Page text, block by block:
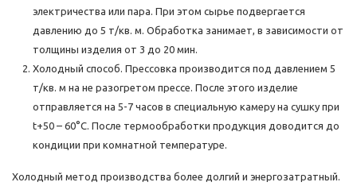
электричества или пара. При этом сырье подвергается
давлению до 5 т/кв. м. Обработка занимает, в зависимости от
толщины изделия от 3 до 20 мин.
Холодный способ. Прессовка производится под давлением 5
т/кв. м на не разогретом прессе. После этого изделие
отправляется на 5-7 часов в специальную камеру на сушку при
t+50 – 60°C. После термообработки продукция доводится до
кондиции при комнатной температуре.
Холодный метод производства более долгий и энергозатратный.